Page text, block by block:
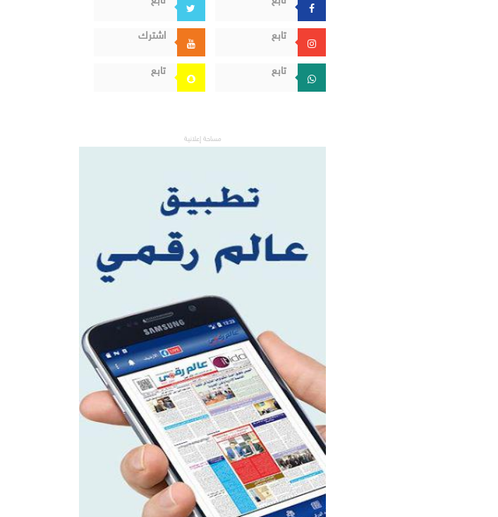
تابع
اشترك
تابع
تابع
مساحة إعلانية